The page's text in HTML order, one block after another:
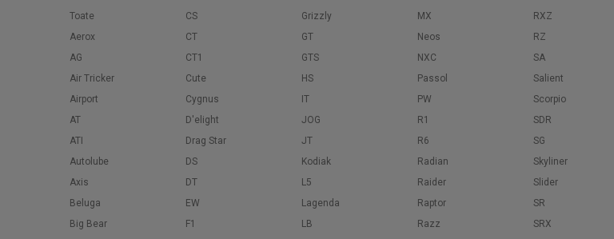
Toate
Aerox
AG
Air Tricker
Airport
AT
ATI
Autolube
Axis
Beluga
Big Bear
CS
CT
CT1
Cute
Cygnus
D'elight
Drag Star
DS
DT
EW
F1
Grizzly
GT
GTS
HS
IT
JOG
JT
Kodiak
L5
Lagenda
LB
MX
Neos
NXC
Passol
PW
R1
R6
Radian
Raider
Raptor
Razz
RXZ
RZ
SA
Salient
Scorpio
SDR
SG
Skyliner
Slider
SR
SRX